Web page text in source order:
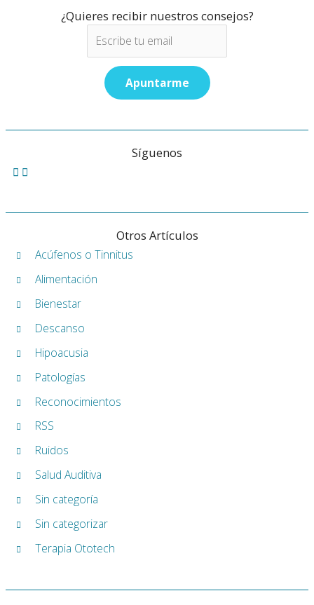
¿Quieres recibir nuestros consejos?
Síguenos
Otros Artículos
Acúfenos o Tinnitus
Alimentación
Bienestar
Descanso
Hipoacusia
Patologías
Reconocimientos
RSS
Ruidos
Salud Auditiva
Sin categoría
Sin categorizar
Terapia Ototech